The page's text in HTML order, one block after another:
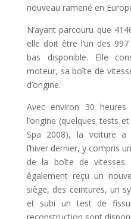
nouveau ramené en
N’ayant parcouru que
elle doit être l’un des
bas disponible. Elle
moteur, sa boîte de
d’origine.
Avec environ 30
l’origine (quelques tests
Spa 2008), la voiture a
l’hiver dernier, y compris
de la boîte de vitesses
également reçu un
siège, des ceintures, un
et subi un test de